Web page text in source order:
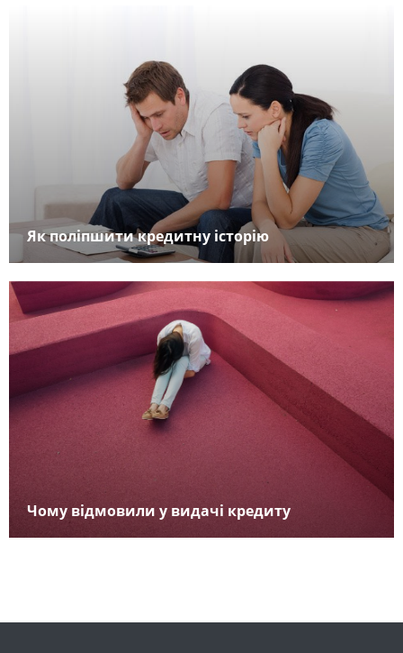
Як поліпшити кредитну історію
Чому відмовили у видачі кредиту